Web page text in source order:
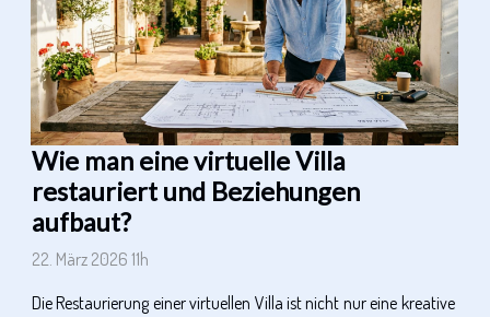
Wie man eine virtuelle Villa
restauriert und Beziehungen
aufbaut?
22. März 2026 11h
Die Restaurierung einer virtuellen Villa ist nicht nur eine kreative